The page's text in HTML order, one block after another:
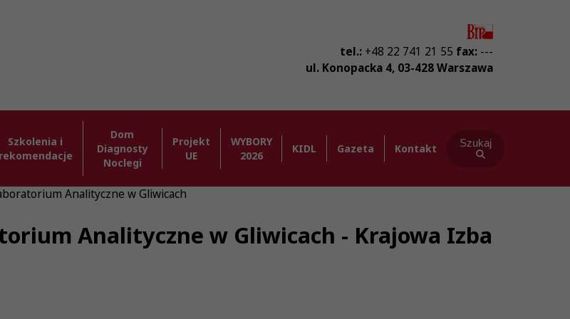
tel.: +48 22 741 21 55 fax: ---
ul. Konopacka 4, 03-428Warszawa
Szkolenia i
rekomendacje
Dom
Diagnosty
Noclegi
Projekt
UE
WYBORY
2026
KIDL Gazeta Kontakt Szukaj
Analityczne w Gliwicach
Analityczne w Gliwicach - Krajowa Izba